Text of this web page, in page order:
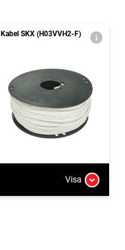
Kabel SKX (H03VVH2-F)
Visa